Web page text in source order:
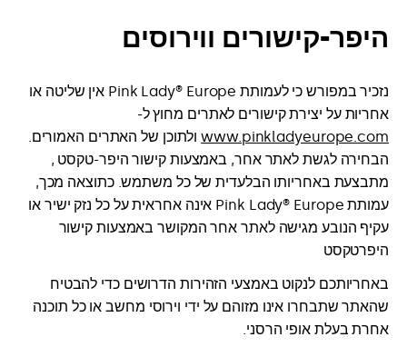
היפר-קישורים ווירוסים
נזכיר במפורש כי לעמותת Pink Lady® Europe אין שליטה או
אחריות על יצירת קישורים לאתרים מחוץ ל-
www.pinkladyeurope.comולתוכן של האתרים האמורים.
הבחירה לגשת לאתר אחר, באמצעות קישור היפר-טקסט ,
מתבצעת באחריותו הבלעדית של כל משתמש. כתוצאה מכך,
עמותת Pink Lady® Europe אינה אחראית על כל נזק ישיר או
עקיף הנובע מגישה לאתר אחר המקושר באמצעות קישור
היפרטקסט
באחריותכם לנקוט באמצעי הזהירות הדרושים כדי להבטיח
שהאתר שתבחרו אינו מזוהם על ידי וירוסי מחשב או כל תוכנה
אחרת בעלת אופי הרסני.